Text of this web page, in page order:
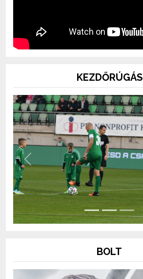
KEZDŐRÚGÁS
Previous